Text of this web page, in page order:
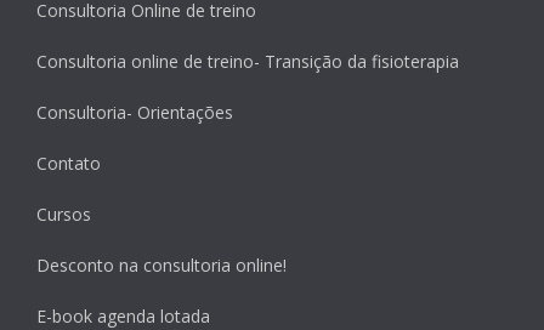
Consultoria Online de treino
Consultoria online de treino- Transição da fisioterapia
Consultoria- Orientações
Contato
Cursos
Desconto na consultoria online!
E-book agenda lotada